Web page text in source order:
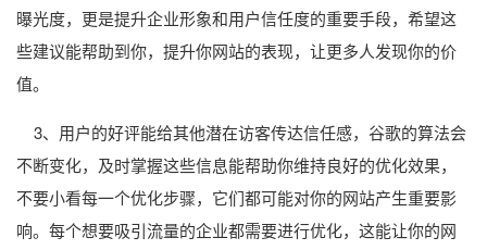
曝光度，更是提升企业形象和用户信任度的重要手段，希望这
些建议能帮助到你，提升你网站的表现，让更多人发现你的价
值。
3、用户的好评能给其他潜在访客传达信任感，谷歌的算法会
不断变化，及时掌握这些信息能帮助你维持良好的优化效果，
不要小看每一个优化步骤，它们都可能对你的网站产生重要影
响。每个想要吸引流量的企业都需要进行优化，这能让你的网